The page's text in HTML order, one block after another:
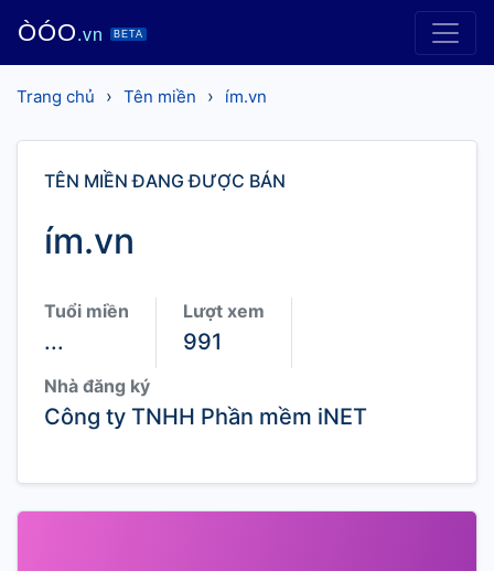
ÒÓO.vn BETA
Trang chủ › Tên miền › ím.vn
TÊN MIỀN ĐANG ĐƯỢC BÁN
ím.vn
Tuổi miền
...
Lượt xem
991
Nhà đăng ký
Công ty TNHH Phần mềm iNET